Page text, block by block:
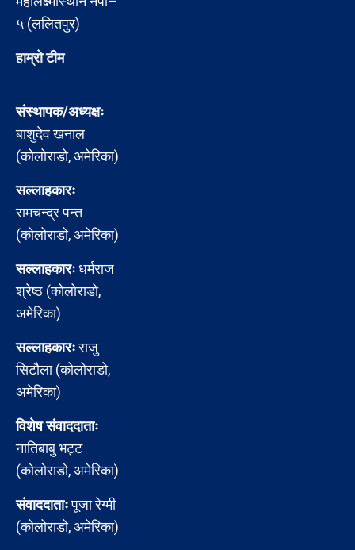
५ (ललितपुर)
हाम्रो टीम
संस्थापक/अध्यक्षः
बाशुदेव खनाल
(कोलोराडो, अमेरिका)
सल्लाहकारः
रामचन्द्र पन्त
(कोलोराडो, अमेरिका)
सल्लाहकारःधर्मराज
श्रेष्ठ (कोलोराडो,
अमेरिका)
सल्लाहकारःराजु
सिटौला (कोलोराडो,
अमेरिका)
विशेष संवाददाताः
नातिबाबु भट्ट
(कोलोराडो, अमेरिका)
संवाददाताःपूजा रेग्मी
(कोलोराडो, अमेरिका)